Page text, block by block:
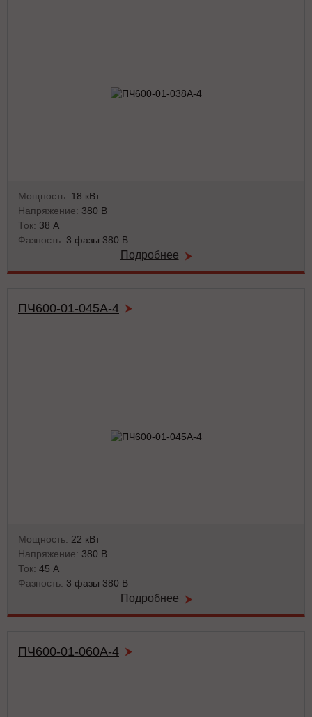
Мощность: 18 кВт
Напряжение: 380 В
Ток: 38 А
Фазность: 3 фазы 380 В
Подробнее
ПЧ600-01-045А-4
Мощность: 22 кВт
Напряжение: 380 В
Ток: 45 А
Фазность: 3 фазы 380 В
Подробнее
ПЧ600-01-060А-4